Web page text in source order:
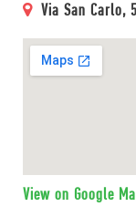
Via San Carlo, 5
View on Google